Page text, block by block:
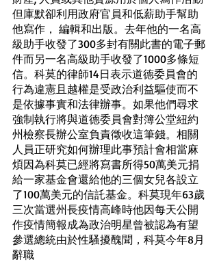
但庫默卻利用政府官員和低薪助手幫助
他寫作， 編輯和出版。去年他的一名高
級助手收發了300多封有關此書的電子郵
件而另一名高級助手收發了1000多條短
信。科莫的律師14日表示道德委員會的
行為違憲且越權是受政治利益驅使而不
是依據事實和法律辦事。如果他們尋求
強制執行將與道德委員會對簿公堂紐約
州檢察長辦公室負責徵收這筆錢。相關
人員正研究如何辦理此事預計會相當麻
煩因為科莫已經將寫書所得50萬美元捐
給一家基金會還給他的三個女兒各設立
了100萬美元的信託基金。科莫現年63歲
三次當選州長疫情高峰時他因每天公開
作疫情簡報成為政治明星曾被認為有望
參選總統由於性騷擾醜聞，科莫今年8月
辭職